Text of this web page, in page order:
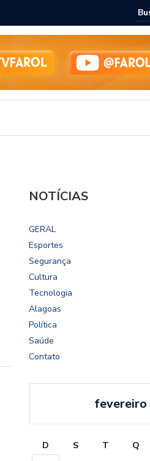
Câmara dialoga com UFAL e
Legislativo
NOTÍCIAS
GERAL
Esportes
Segurança
Cultura
Tecnologia
Alagoas
Política
Saúde
Contato
fevereiro
D S T Q